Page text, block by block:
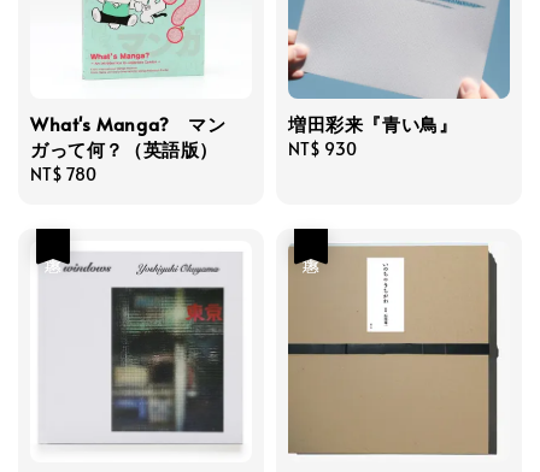
What's Manga? マン
ガって何？（英語版）
Regular
NT$ 780
増田彩来『青い鳥』
Regular
NT$ 930